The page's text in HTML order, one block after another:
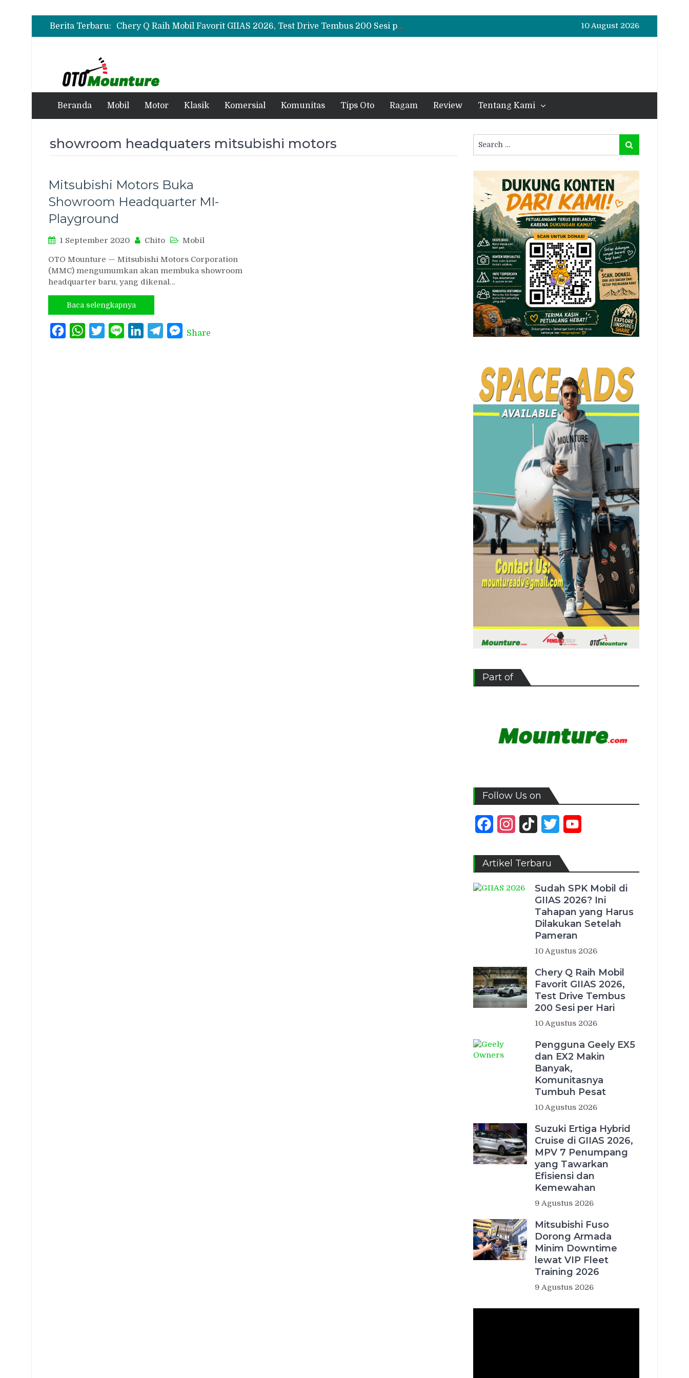
Berita Terbaru:
Sudah SPK Mobil di GIIAS 2026? Ini Tahapan yang Harus Dilakukan Setelah Pameran
Chery Q Raih Mobil Favorit GIIAS 2026, Test Drive Tembus 200 Sesi per Hari
Pengguna Geely EX5 dan EX2 Makin Banyak, Komunitasnya Tumbuh Pesat
10 August 2026
Beranda Mobil Motor Klasik Komersial Komunitas Tips Oto Ragam Review Tentang Kami
showroom headquaters mitsubishi motors
Mitsubishi Motors Buka
Showroom Headquarter MI-
Playground
1 September 2020 Chito Mobil
OTO Mounture — Mitsubishi Motors Corporation
(MMC) mengumumkan akan membuka showroom
headquarter baru, yang dikenal…
Baca selengkapnya
FacebookWhatsAppTwitterLine LinkedInTelegramMessenger
Share
for:
Search
Part of
Follow Us on
FacebookInstagram
TikTok Twitter
Artikel Terbaru
Sudah SPK Mobil di
GIIAS 2026? Ini
Tahapan yang Harus
Dilakukan Setelah
Pameran
10 Agustus 2026
Chery Q Raih Mobil
Favorit GIIAS 2026,
Test Drive Tembus
200 Sesi per Hari
10 Agustus 2026
Pengguna Geely EX5
dan EX2 Makin
Banyak,
Komunitasnya
Tumbuh Pesat
10 Agustus 2026
Suzuki Ertiga Hybrid
Cruise di GIIAS 2026,
MPV 7 Penumpang
yang Tawarkan
Efisiensi dan
Kemewahan
9 Agustus 2026
Mitsubishi Fuso
Dorong Armada
Minim Downtime
lewat VIP Fleet
Training 2026
9 Agustus 2026